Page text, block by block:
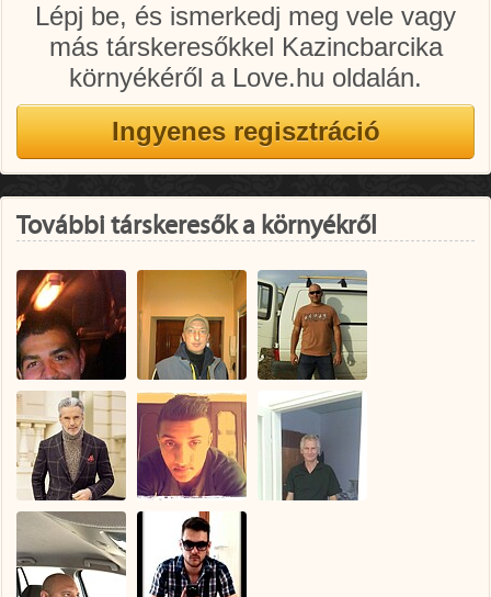
Lépj be, és ismerkedj meg vele vagy
más társkeresőkkel Kazincbarcika
környékéről a Love.hu oldalán.
További társkeresők a környékről